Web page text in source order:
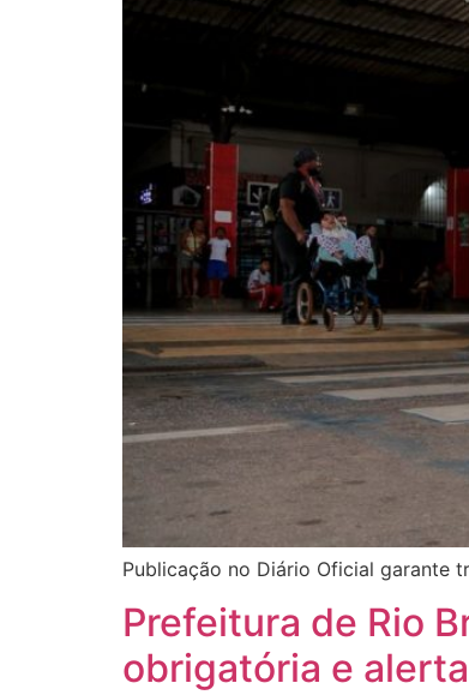
Publicação no Diário Oficial garante
Prefeitura de Rio
obrigatória e